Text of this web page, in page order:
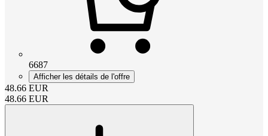
6687
Afficher les détails de l'offre
48.66 EUR
48.66 EUR